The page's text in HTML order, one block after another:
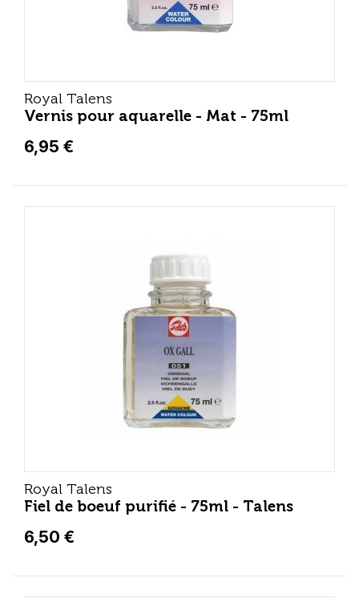
Royal Talens
Vernis pour aquarelle - Mat - 75ml
6,95 €
Royal Talens
Fiel de boeuf purifié - 75ml - Talens
6,50 €